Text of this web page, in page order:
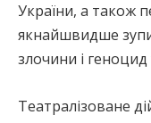
України, а також
якнайшвидше
злочини і геноцид
Театралізоване